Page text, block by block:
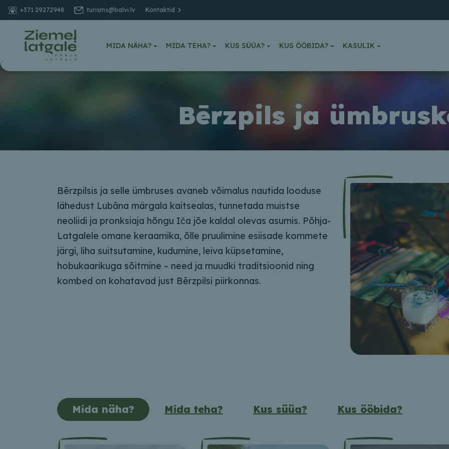
+371 29272948 turisms@balvi.lv Kontaktid
MIDA NÄHA? MIDA TEHA? KUS SÜÜA? KUS ÖÖBIDA?
KASULIK
Bērzpils ja
Bērzpilsis ja selle ümbruses avaneb võimalus nautida looduse
lähedust Lubāna märgala kaitsealas, tunnetada muistse
neoliidi ja pronksiaja hõngu Iča jõe kaldal olevas asumis. Põhja-
Latgalele omane keraamika, õlle pruulimine esiisade kommete
järgi, liha suitsutamine, kudumine, leiva küpsetamine,
hobukaarikuga sõitmine – need ja muudki traditsioonid ning
kombed on kohatavad just Bērzpilsi piirkonnas.
Mida näha? Mida teha? Kus süüa? Kus ööbida?